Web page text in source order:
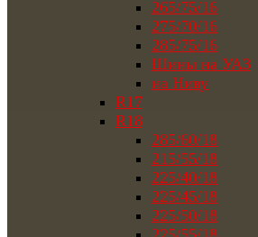
265/75/16
275/70/16
285/75/16
Шины на УАЗ
на Ниву
R17
R18
285/60/18
215/55/18
225/40/18
225/45/18
225/50/18